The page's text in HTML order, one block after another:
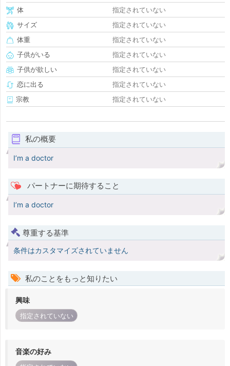
体
指定されていない
サイズ
指定されていない
体重
指定されていない
子供がいる
指定されていない
子供が欲しい
指定されていない
恋に出る
指定されていない
宗教
指定されていない
私の概要
I’m a doctor
パートナーに期待すること
I’m a doctor
尊重する基準
条件はカスタマイズされていません
私のことをもっと知りたい
興味
指定されていない
音楽の好み